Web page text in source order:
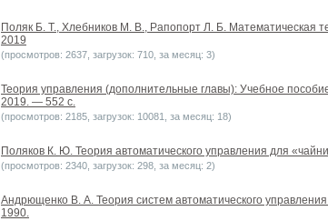
Поляк Б. Т., Хлебников М. В., Рапопорт Л. Б. Математическая
2019
(просмотров: 2637, загрузок: 710, за месяц: 3)
Теория управления (дополнительные главы): Учебное
2019. — 552 с.
(просмотров: 2185, загрузок: 10081, за месяц: 18)
Поляков К. Ю. Теория автоматического управления для
(просмотров: 2340, загрузок: 298, за месяц: 2)
Андрющенко В. А. Теория систем автоматического
1990.